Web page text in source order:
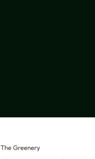
The Greenery